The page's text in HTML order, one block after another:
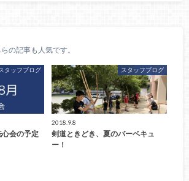
の記事も人気です。
タッフブログ
心会の予定
スタッフブログ
2018.9.8
剣道ときどき、夏のバーベキュ
ー！